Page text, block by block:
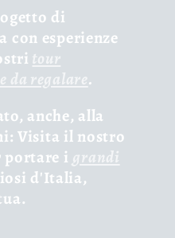
di
esperienze
tour
da regalare.
anche, alla
Visita il nostro
portare i grandi
d'Italia,